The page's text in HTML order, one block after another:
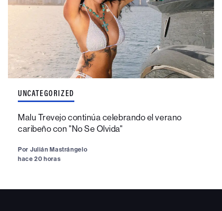
UNCATEGORIZED
Malu Trevejo continúa celebrando el verano
caribeño con "No Se Olvida"
Por Julián Mastrángelo
hace 20 horas